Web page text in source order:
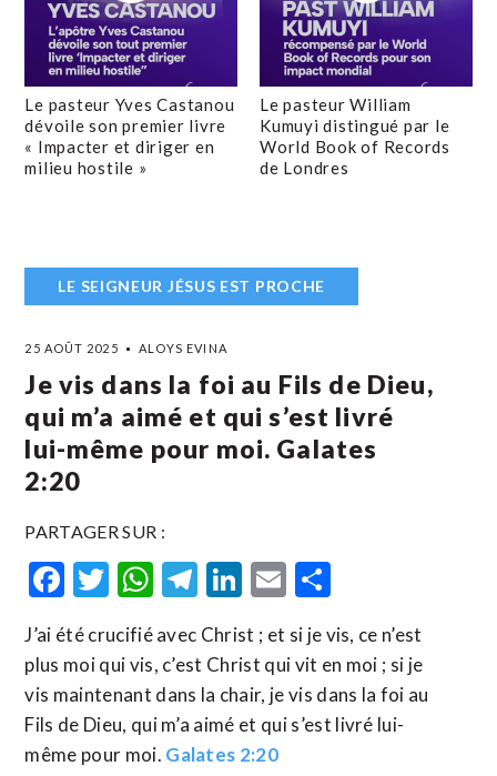
Le pasteur Yves Castanou
dévoile son premier livre
« Impacter et diriger en
milieu hostile »
Le pasteur William
Kumuyi distingué par le
World Book of Records
de Londres
LE SEIGNEUR JÉSUS EST PROCHE
25 AOÛT 2025 ALOYS EVINA
Je vis dans la foi au Fils de Dieu,
qui m’a aimé et qui s’est livré
lui-même pour moi. Galates
2:20
PARTAGER SUR :
Facebook
Twitter
WhatsApp
Telegram
LinkedIn
Email
J’ai été crucifié avec Christ ; et si je vis, ce n’est
plus moi qui vis, c’est Christ qui vit en moi ; si je
vis maintenant dans la chair, je vis dans la foi au
Fils de Dieu, qui m’a aimé et qui s’est livré lui-
même pour moi. Galates 2:20